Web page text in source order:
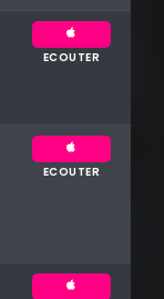
ECOUTER
ECOUTER